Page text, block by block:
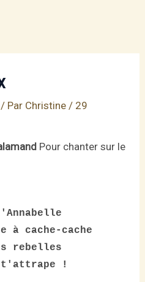
/ Par Christine/ 29
Pour chanter sur le
à cache-cache
rebelles
!